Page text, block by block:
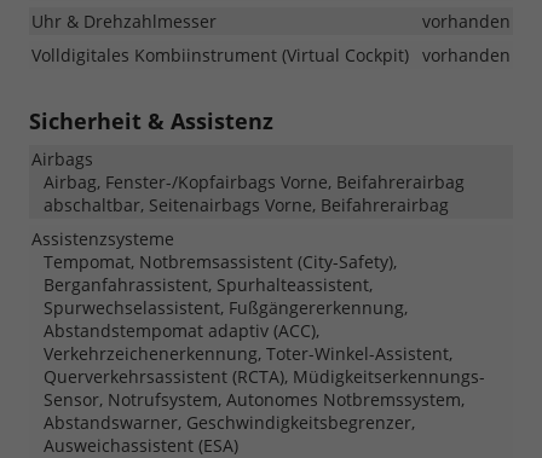
Uhr & Drehzahlmesser
vorhanden
Volldigitales Kombiinstrument (Virtual Cockpit) vorhanden
Sicherheit & Assistenz
Airbags
Airbag, Fenster-/Kopfairbags Vorne, Beifahrerairbag
abschaltbar, Seitenairbags Vorne, Beifahrerairbag
Assistenzsysteme
Tempomat, Notbremsassistent (City-Safety),
Berganfahrassistent, Spurhalteassistent,
Spurwechselassistent, Fußgängererkennung,
Abstandstempomat adaptiv (ACC),
Verkehrzeichenerkennung, Toter-Winkel-Assistent,
Querverkehrsassistent (RCTA), Müdigkeitserkennungs-
Sensor, Notrufsystem, Autonomes Notbremssystem,
Abstandswarner, Geschwindigkeitsbegrenzer,
Ausweichassistent (ESA)